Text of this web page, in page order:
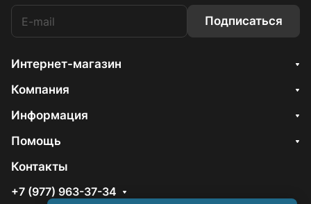
Подписаться
Интернет-магазин
Компания
Информация
Помощь
Контакты
+7 (977) 963-37-34